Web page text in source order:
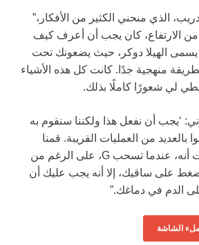
الذي منحني الكثير من الأفكار،”
من الارتفاع، كان يجب أن أعرف كيف
الهيلا دوكر، حيث يضعونك تحت
منهجية جدًا. كانت كل هذه الأشياء
تعطي لي شعورًا كاملًا بذلك.
‘يجب أن نفعل هذا ولكننا سنقوم به
بالعديد من العمليات القريبة. قمنا
بسحب ستة G وتعلمت أنه، عندما تسحب G، على الرغم من
على ساقيك، إلا أنه يجب عليك أن
الدم في دماغك.”
الشاشة